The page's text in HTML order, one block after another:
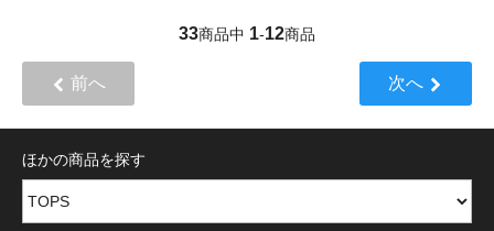
33商品中 1-12商品
前へ 次へ
ほかの商品を探す